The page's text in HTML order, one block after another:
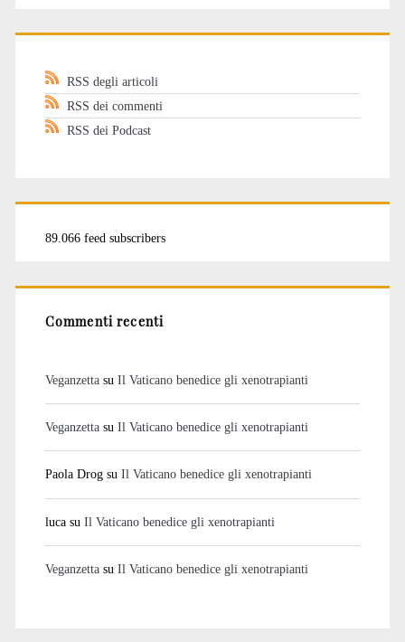
RSS degli articoli
RSS dei commenti
RSS dei Podcast
89.066 feed subscribers
Commenti recenti
Veganzettasu Il Vaticano benedice gli xenotrapianti
Veganzettasu Il Vaticano benedice gli xenotrapianti
Paola Drogsu Il Vaticano benedice gli xenotrapianti
lucasu Il Vaticano benedice gli xenotrapianti
Veganzettasu Il Vaticano benedice gli xenotrapianti